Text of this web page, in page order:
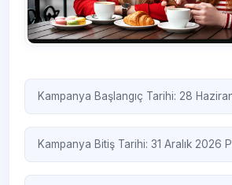
Kampanya Başlangıç Tarihi: 28
Kampanya Bitiş Tarihi: 31 Aralık 2026